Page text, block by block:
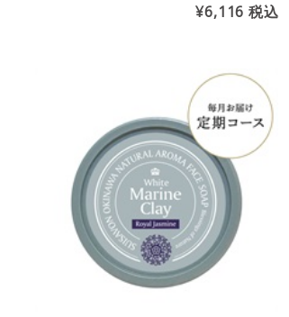
¥6,116税込